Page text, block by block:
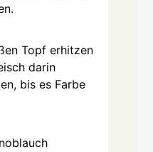
Topf erhitzen
darin
bis es Farbe